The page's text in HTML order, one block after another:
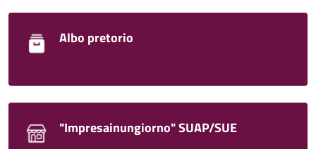
Albo pretorio
"Impresainungiorno" SUAP/SUE